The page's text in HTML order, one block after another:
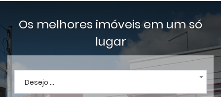
Os melhores imóveis em um só
lugar
Desejo ...